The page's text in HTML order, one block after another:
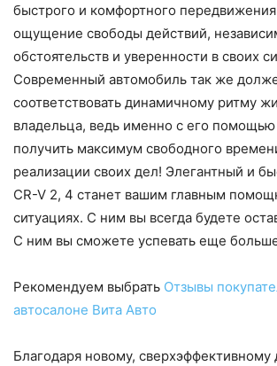
быстрого и комфортного
ощущение свободы действий,
обстоятельств и уверенности в своих
Современный автомобиль так же
соответствовать динамичному ритму
владельца, ведь именно с его
получить максимум свободного
реализации своих дел! Элегантный и
CR-V 2, 4 станет вашим главным
ситуациях. С ним вы всегда будете
С ним вы сможете успевать еще
Рекомендуем выбрать Отзывы
автосалоне Вита Авто
Благодаря новому, сверхэффективному